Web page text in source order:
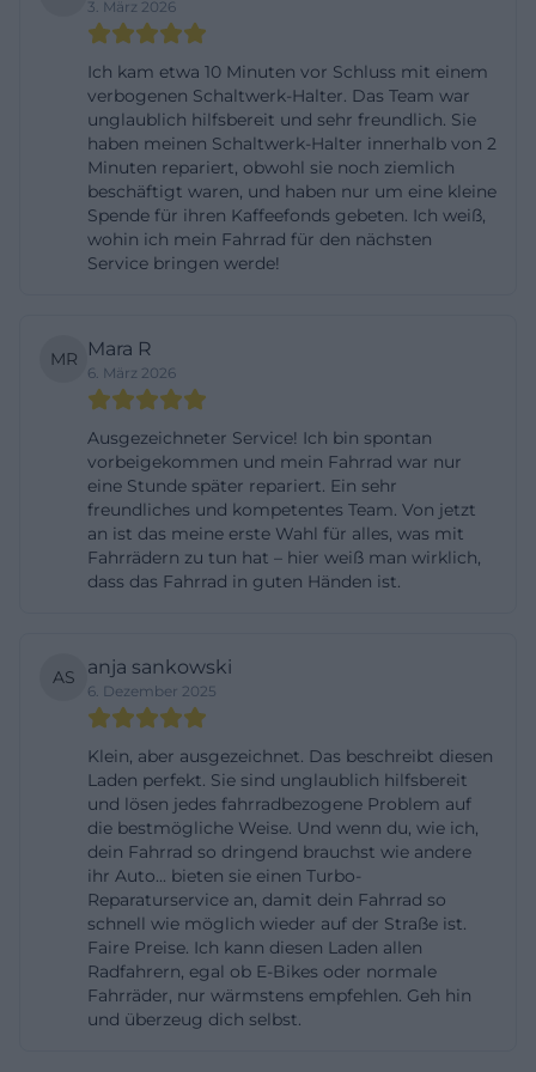
ist. Wer sein Rad online einchecken möchte, kann
laut Website den Wunschtermin online buchen
oder einfach direkt in der Werkstatt
vorbeikommen. Danach folgen Beratung und
Planung, die fachgerechte Durchführung und am
Ende die Fertigmeldung per SMS. Dieser Ablauf ist
bemerkenswert transparent und schafft Vertrauen,
weil der Weg vom Problem bis zur Lösung gut
Auch in SEO-Hinsicht ist das Thema Öffnungszeiten
wichtig, weil es oft mit Begriffen wie
Öffnungszeiten, heute, spontan, ohne Termin oder
direkt vorbeikommen verbunden ist.
Bikecheckpoint trifft diese Erwartung sehr gut,
denn die Website signalisiert nicht nur feste Zeiten,
sondern auch Flexibilität. Mehrere Kundenstimmen
auf der Seite berichten, dass sie spontan oder ohne
Rückmeldung passt zur offiziellen Darstellung der
Werkstatt. Für die lokale Suche ist das ein starker
Vorteil: Wer in Kempten oder im Allgäu ein
Fahrradgeschäft mit ehrlicher, klarer
Kommunikation sucht, bekommt hier sofort
Orientierung. Statt komplizierter
Buchungsprozesse steht der direkte Kontakt im
Vordergrund, ergänzt durch eine Telefonnummer,
ein Online-Check-in und eine Werkstatt, die sich als
gut erreichbare Anlaufstelle versteht.
([bikecheckpoint.de]
(https://bikecheckpoint.de/fahrrad-service-
3. März 2026
Ich kam etwa 10 Minuten vor Schluss mit einem
verbogenen Schaltwerk-Halter. Das Team war
unglaublich hilfsbereit und sehr freundlich. Sie
haben meinen Schaltwerk-Halter innerhalb von 2
Minuten repariert, obwohl sie noch ziemlich
beschäftigt waren, und haben nur um eine kleine
Spende für ihren Kaffeefonds gebeten. Ich weiß,
wohin ich mein Fahrrad für den nächsten
Service bringen werde!
MR Mara R
6. März 2026
Ausgezeichneter Service! Ich bin spontan
vorbeigekommen und mein Fahrrad war nur
eine Stunde später repariert. Ein sehr
freundliches und kompetentes Team. Von jetzt
an ist das meine erste Wahl für alles, was mit
Fahrrädern zu tun hat – hier weiß man wirklich,
dass das Fahrrad in guten Händen ist.
AS anja sankowski
6. Dezember 2025
Klein, aber ausgezeichnet. Das beschreibt diesen
Laden perfekt. Sie sind unglaublich hilfsbereit
und lösen jedes fahrradbezogene Problem auf
die bestmögliche Weise. Und wenn du, wie ich,
dein Fahrrad so dringend brauchst wie andere
ihr Auto... bieten sie einen Turbo-
Reparaturservice an, damit dein Fahrrad so
schnell wie möglich wieder auf der Straße ist.
Faire Preise. Ich kann diesen Laden allen
Radfahrern, egal ob E-Bikes oder normale
Fahrräder, nur wärmstens empfehlen. Geh hin
und überzeug dich selbst.